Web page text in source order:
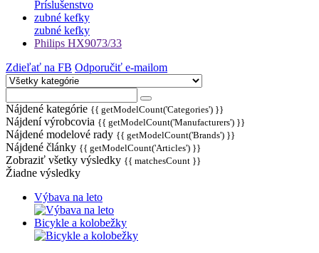
Príslušenstvo
zubné kefky
zubné kefky
Philips HX9073/33
Zdieľať na FB Odporučiť e-mailom
Nájdené kategórie {{ getModelCount('Categories') }}
Nájdení výrobcovia {{ getModelCount('Manufacturers') }}
Nájdené modelové rady {{ getModelCount('Brands') }}
Nájdené články {{ getModelCount('Articles') }}
Zobraziť všetky výsledky {{ matchesCount }}
Žiadne výsledky
Výbava na leto
Bicykle a kolobežky